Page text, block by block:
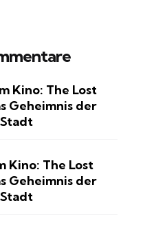
Kino: The Lost
Geheimnis der
Kino: The Lost
Geheimnis der